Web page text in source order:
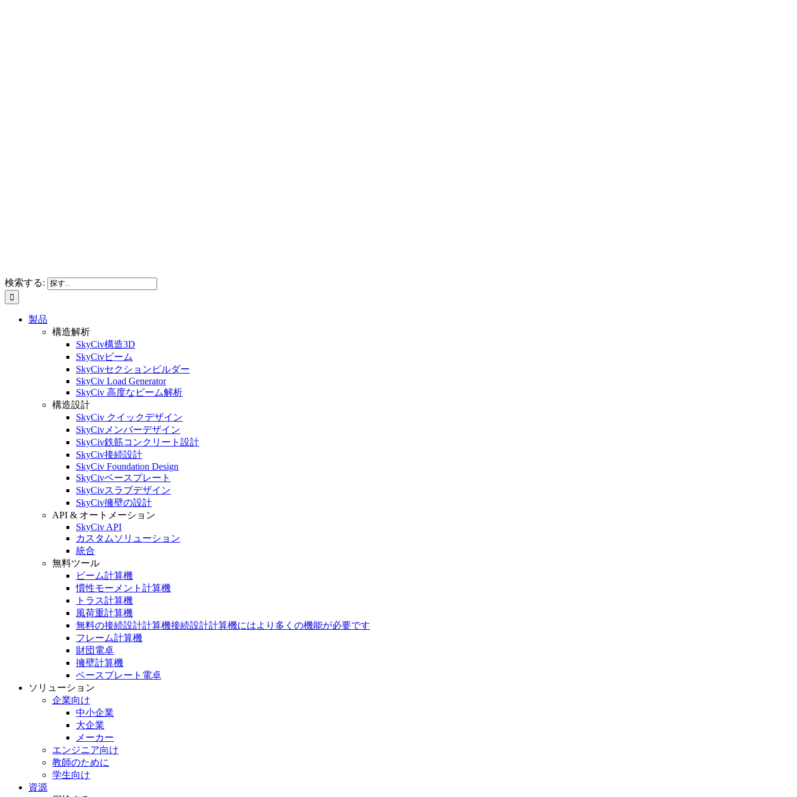
検索する:
製品
構造解析
SkyCiv構造3D
SkyCivビーム
SkyCivセクションビルダー
SkyCiv Load Generator
SkyCiv 高度なビーム解析
構造設計
SkyCiv クイックデザイン
SkyCivメンバーデザイン
SkyCiv鉄筋コンクリート設計
SkyCiv接続設計
SkyCiv Foundation Design
SkyCivベースプレート
SkyCivスラブデザイン
SkyCiv擁壁の設計
API & オートメーション
SkyCiv API
カスタムソリューション
統合
無料ツール
ビーム計算機
慣性モーメント計算機
トラス計算機
風荷重計算機
無料の接続設計計算機接続設計計算機にはより多くの機能が必要です
フレーム計算機
財団電卓
擁壁計算機
ベースプレート電卓
ソリューション
企業向け
中小企業
大企業
メーカー
エンジニア向け
教師のために
学生向け
資源